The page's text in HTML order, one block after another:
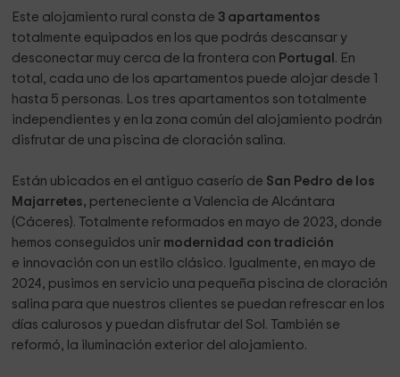
Este alojamiento rural consta de 3 apartamentos
totalmente equipados en los que podrás descansar y
desconectar muy cerca de la frontera con Portugal . En
total, cada uno de los apartamentos puede alojar desde 1
hasta 5 personas. Los tres apartamentos son totalmente
independientes y en la zona común del alojamiento podrán
disfrutar de una piscina de cloración salina.
Están ubicados en el antiguo caserío de San Pedro de los
Majarretes, perteneciente a Valencia de Alcántara
(Cáceres). Totalmente reformados en mayo de 2023, donde
hemos conseguidos unir modernidad con tradición
e innovación con un estilo clásico. Igualmente, en mayo de
2024, pusimos en servicio una pequeña piscina de cloración
salina para que nuestros clientes se puedan refrescar en los
días calurosos y puedan disfrutar del Sol. También se
reformó, la iluminación exterior del alojamiento.